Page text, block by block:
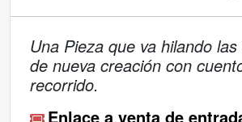
Una Pieza que va hilando
de nueva creación con
recorrido.
Enlace a venta de